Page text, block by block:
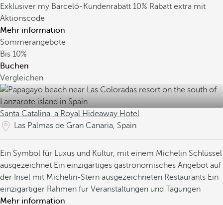
Exklusiver my Barceló-Kundenrabatt 10% Rabatt extra mit
Aktionscode
Mehr information
Sommerangebote
Bis 10%
Buchen
Vergleichen
Santa Catalina, a Royal Hideaway Hotel
Las Palmas de Gran Canaria, Spain
Ein Symbol für Luxus und Kultur, mit einem Michelin Schlüssel
ausgezeichnet Ein einzigartiges gastronomisches Angebot auf
der Insel mit Michelin-Stern ausgezeichneten Restaurants Ein
einzigartiger Rahmen für Veranstaltungen und Tagungen
Mehr information